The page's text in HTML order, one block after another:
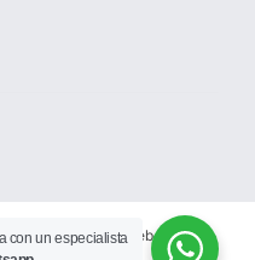
| Cobalt Blue Web SC
con un especialista